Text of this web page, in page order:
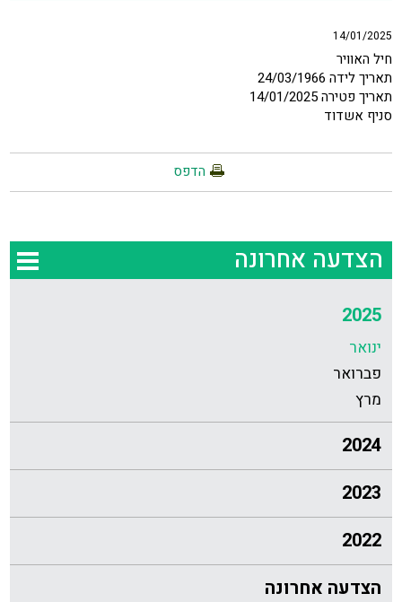
14/01/2025
חיל האוויר
תאריך לידה 24/03/1966
תאריך פטירה 14/01/2025
סניף אשדוד
הדפס
הצדעה אחרונה
2025
ינואר
פברואר
מרץ
2024
2023
2022
הצדעה אחרונה